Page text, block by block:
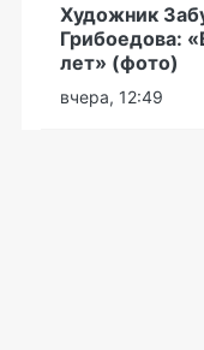
Художник
Грибоедова:
лет» (фото)
вчера, 12:49